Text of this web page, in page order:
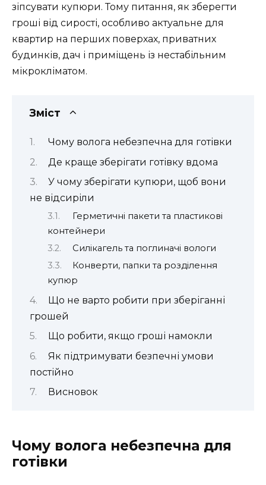
зіпсувати купюри. Тому питання, як зберегти
гроші від сирості, особливо актуальне для
квартир на перших поверхах, приватних
будинків, дач і приміщень із нестабільним
мікрокліматом.
Зміст
Чому волога небезпечна для готівки
Де краще зберігати готівку вдома
У чому зберігати купюри, щоб вони
не відсиріли
Герметичні пакети та пластикові
контейнери
Силікагель та поглиначі вологи
Конверти, папки та розділення
купюр
Що не варто робити при зберіганні
грошей
Що робити, якщо гроші намокли
Як підтримувати безпечні умови
постійно
Висновок
Чому волога небезпечна для
готівки